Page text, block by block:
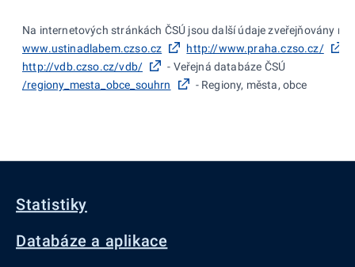
Na internetových stránkách ČSÚ jsou další údaje zveřejňovány na:
www.ustinadlabem.czso.cz
http://www.praha.czso.cz/
http://vdb.czso.cz/vdb/
- Veřejná databáze ČSÚ
/regiony_mesta_obce_souhrn
- Regiony, města, obce
Statistiky
Databáze a aplikace